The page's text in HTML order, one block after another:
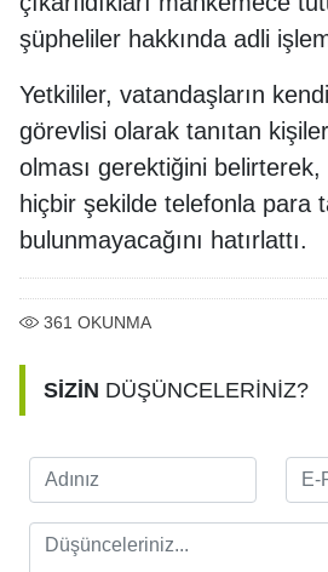
şüpheliler hakkında adli
Yetkililer, vatandaşların
görevlisi olarak tanıtan
olması gerektiğini
hiçbir şekilde telefonla para
bulunmayacağını hatırlattı.
361 OKUNMA
SİZİN DÜŞÜNCELERİNİZ?